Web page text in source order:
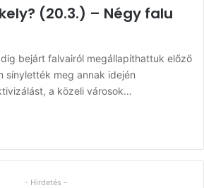
(20.3.) – Négy falu
bejárt falvairól megállapíthattuk előző
sínylették meg annak idején
a közeli városok…
- Hirdetés -